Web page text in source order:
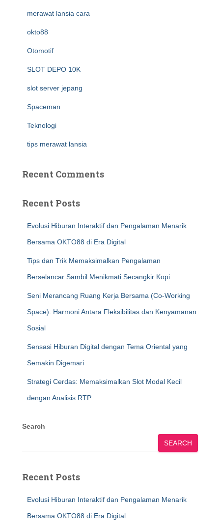
merawat lansia cara
okto88
Otomotif
SLOT DEPO 10K
slot server jepang
Spaceman
Teknologi
tips merawat lansia
Recent Comments
Recent Posts
Evolusi Hiburan Interaktif dan Pengalaman Menarik
Bersama OKTO88 di Era Digital
Tips dan Trik Memaksimalkan Pengalaman
Berselancar Sambil Menikmati Secangkir Kopi
Seni Merancang Ruang Kerja Bersama (Co-Working
Space): Harmoni Antara Fleksibilitas dan Kenyamanan
Sosial
Sensasi Hiburan Digital dengan Tema Oriental yang
Semakin Digemari
Strategi Cerdas: Memaksimalkan Slot Modal Kecil
dengan Analisis RTP
Search
SEARCH
Recent Posts
Evolusi Hiburan Interaktif dan Pengalaman Menarik
Bersama OKTO88 di Era Digital